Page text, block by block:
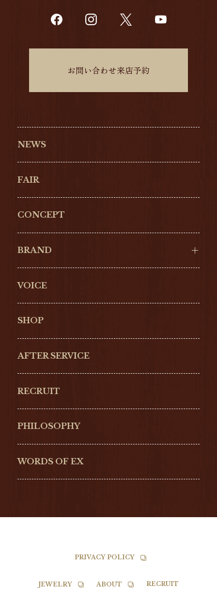
NEWS
FAIR
CONCEPT
BRAND
Cartier
ZENITH
ULYSSE NARDIN
NORQAIN
VOICE
SHOP
AFTER SERVICE
RECRUIT
PHILOSOPHY
WORDS OF EX
お問い合わせ来店予約
PRIVACY POLICY
JEWELRY ABOUT RECRUIT